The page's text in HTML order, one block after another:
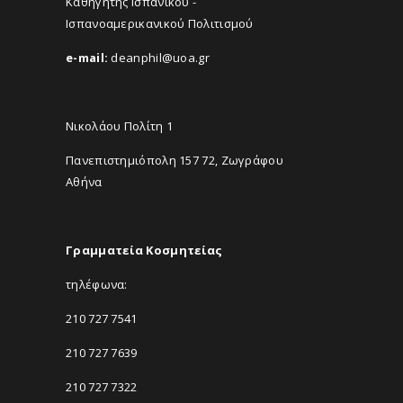
Ισπανοαμερικανικού Πολιτισμού
e-mail: deanphil@uoa.gr
Νικολάου Πολίτη 1
Πανεπιστημιόπολη 157 72, Ζωγράφου
Αθήνα
Γραμματεία Κοσμητείας
τηλέφωνα:
210 727 7541
210 727 7639
210 727 7322